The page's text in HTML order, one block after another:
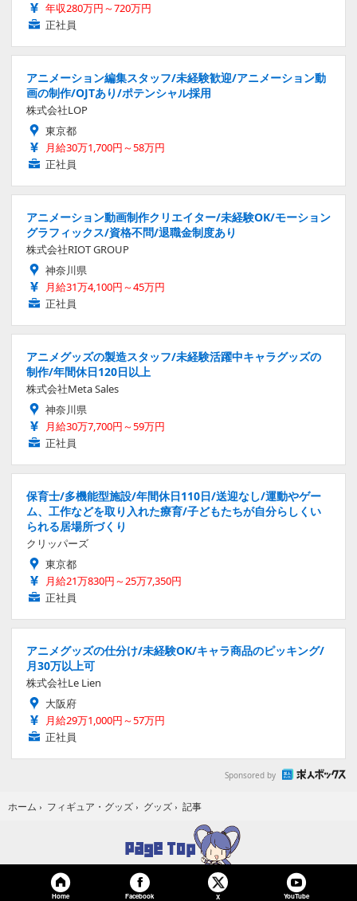
年収280万円～720万円
正社員
アニメーション編集スタッフ/未経験歓迎/アニメーション動
画の制作/OJTあり/ポテンシャル採用
株式会社LOP
東京都
月給30万1,700円～58万円
正社員
アニメーション動画制作クリエイター/未経験OK/モーション
グラフィックス/資格不問/退職金制度あり
株式会社RIOT GROUP
神奈川県
月給31万4,100円～45万円
正社員
アニメグッズの製造スタッフ/未経験活躍中キャラグッズの
制作/年間休日120日以上
株式会社Meta Sales
神奈川県
月給30万7,700円～59万円
正社員
保育士/多機能型施設/年間休日110日/送迎なし/運動やゲー
ム、工作などを取り入れた療育/子どもたちが自分らしくい
られる居場所づくり
クリッパーズ
東京都
月給21万830円～25万7,350円
正社員
アニメグッズの仕分け/未経験OK/キャラ商品のピッキング/
月30万以上可
株式会社Le Lien
大阪府
月給29万1,000円～57万円
正社員
Sponsored by
ホーム › フィギュア・グッズ › グッズ › 記事
Home Facebook X YouTube